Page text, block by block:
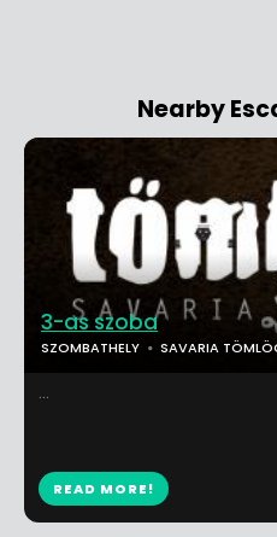
Nearby
3-as szoba
SZOMBATHELY SAVARIA
...
READ MORE!